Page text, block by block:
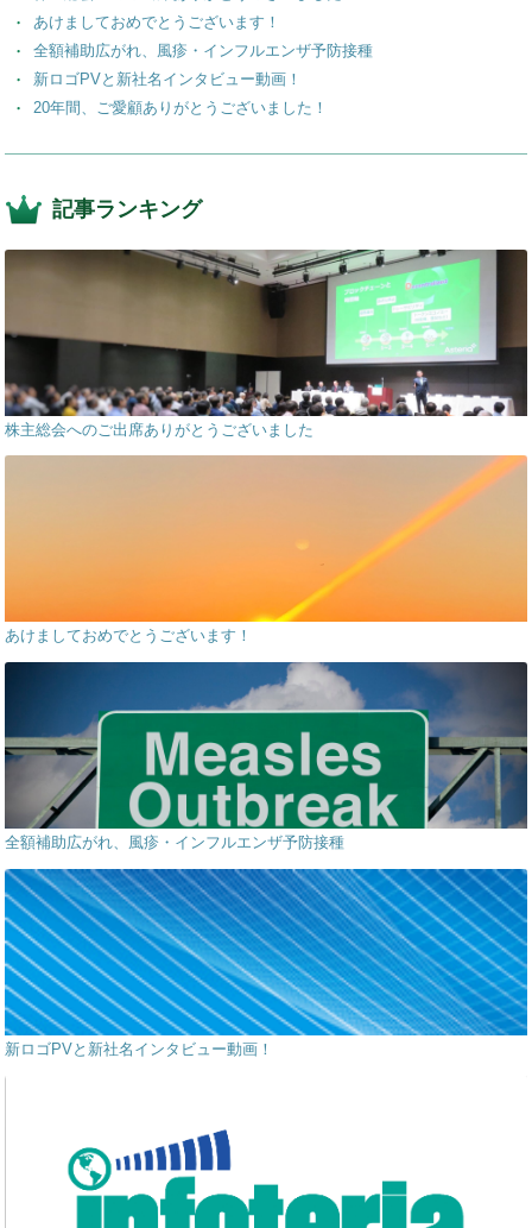
あけましておめでとうございます！
全額補助広がれ、風疹・インフルエンザ予防接種
新ロゴPVと新社名インタビュー動画！
20年間、ご愛顧ありがとうございました！
記事ランキング
株主総会へのご出席ありがとうございました
あけましておめでとうございます！
全額補助広がれ、風疹・インフルエンザ予防接種
新ロゴPVと新社名インタビュー動画！